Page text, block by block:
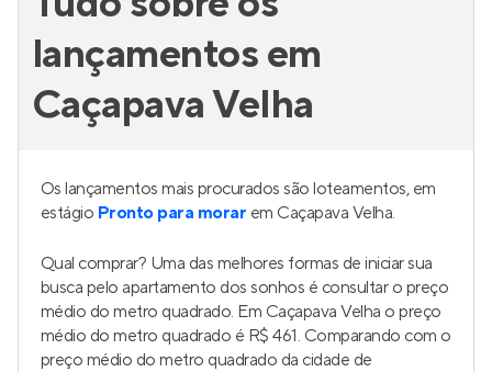
lançamentos em
Caçapava Velha
Os lançamentos mais procurados são loteamentos, em
estágio Pronto para morar em Caçapava Velha.
Qual comprar? Uma das melhores formas de iniciar sua
busca pelo apartamento dos sonhos é consultar o preço
médio do metro quadrado. Em Caçapava Velha o preço
médio do metro quadrado é R$ 461. Comparando com o
preço médio do metro quadrado da cidade de